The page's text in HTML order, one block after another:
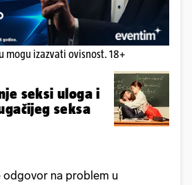
mogu izazvati ovisnost. 18+
seksi uloga i
seksa
odgovor na problem u